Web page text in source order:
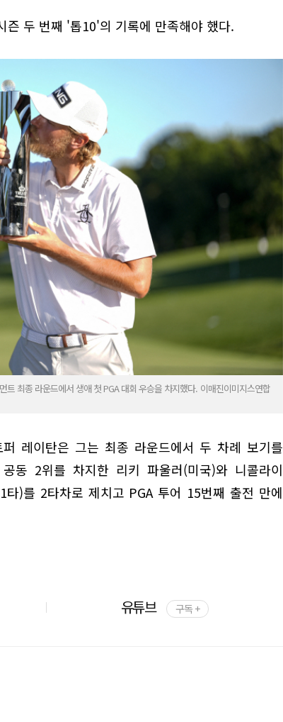
즌 두 번째 '톱10'의 기록에 만족해야 했다.
최종 라운드에서 생애 첫 PGA 대회 우승을 차지했다. 이매진이미지스연합
레이탄은 그는 최종 라운드에서 두 차례 보기를
동 2위를 차지한 리키 파울러(미국)와 니콜라이
타)를 2타차로 제치고 PGA 투어 15번째 출전 만에
유튜브 구독 +